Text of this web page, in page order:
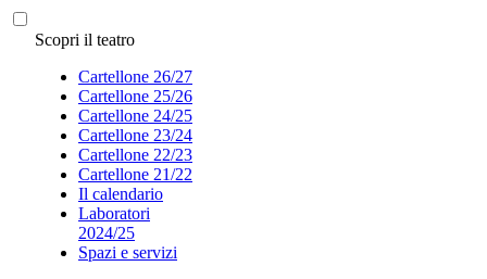
Scopri il teatro
Cartellone 26/27
Cartellone 25/26
Cartellone 24/25
Cartellone 23/24
Cartellone 22/23
Cartellone 21/22
Il calendario
Laboratori
2024/25
Spazi e servizi